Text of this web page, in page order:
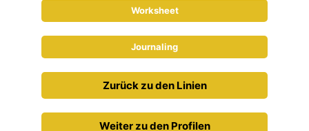
Worksheet
Journaling
Zurück zu den Linien
Weiter zu den Profilen